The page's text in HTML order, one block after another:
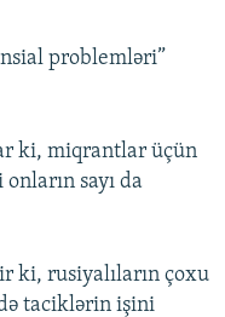
problemləri”
ki, miqrantlar üçün
sayı da
ki, rusiyalıların çoxu
taciklərin işini